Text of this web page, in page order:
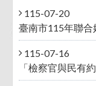
115-07-20
臺南市115年聯合
115-07-16
「檢察官與民有